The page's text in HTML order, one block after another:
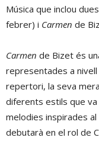
Música que inclou
febrer) i Carmen de
Carmen de Bizet és
representades a nivell
repertori, la seva
diferents estils que va
melodies inspirades
debutarà en el rol de